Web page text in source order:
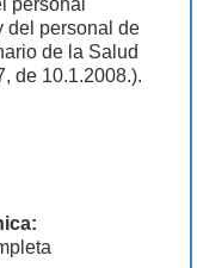
del personal de
de la Salud
de 10.1.2008.).